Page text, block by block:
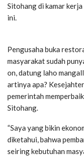
Sitohang di kamar
ini.
Pengusaha buka
masyarakat sudah
on, datung laho
artinya apa?
pemerintah
Sitohang.
“Saya yang bikin
diketahui, bahwa
seiring kebutuhan